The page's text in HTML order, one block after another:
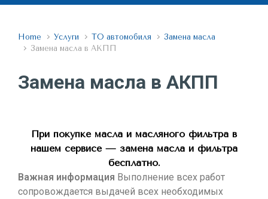
Home Услуги ТО автомобиля
Замена масла
Замена масла в АКПП
Замена масла в АКПП
При покупке масла и масляного фильтра в
нашем сервисе — замена масла и фильтра
бесплатно.
Важная информация Выполнение всех работ
сопровождается выдачей всех необходимых